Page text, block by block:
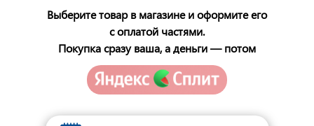
Выберите товар в магазине и оформите его
с оплатой частями.
Покупка сразу ваша, а деньги — потом